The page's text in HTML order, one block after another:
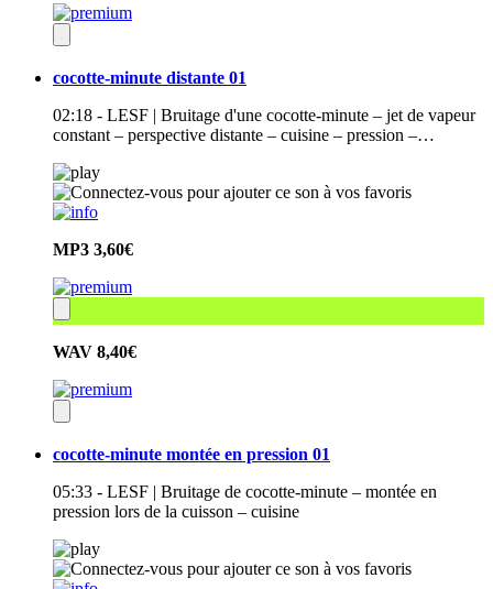
cocotte-minute distante 01
02:18 - LESF | Bruitage d'une cocotte-minute – jet de vapeur
constant – perspective distante – cuisine – pression –…
MP3 3,60€
WAV 8,40€
cocotte-minute montée en pression 01
05:33 - LESF | Bruitage de cocotte-minute – montée en
pression lors de la cuisson – cuisine